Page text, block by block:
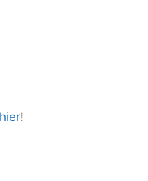
hier!